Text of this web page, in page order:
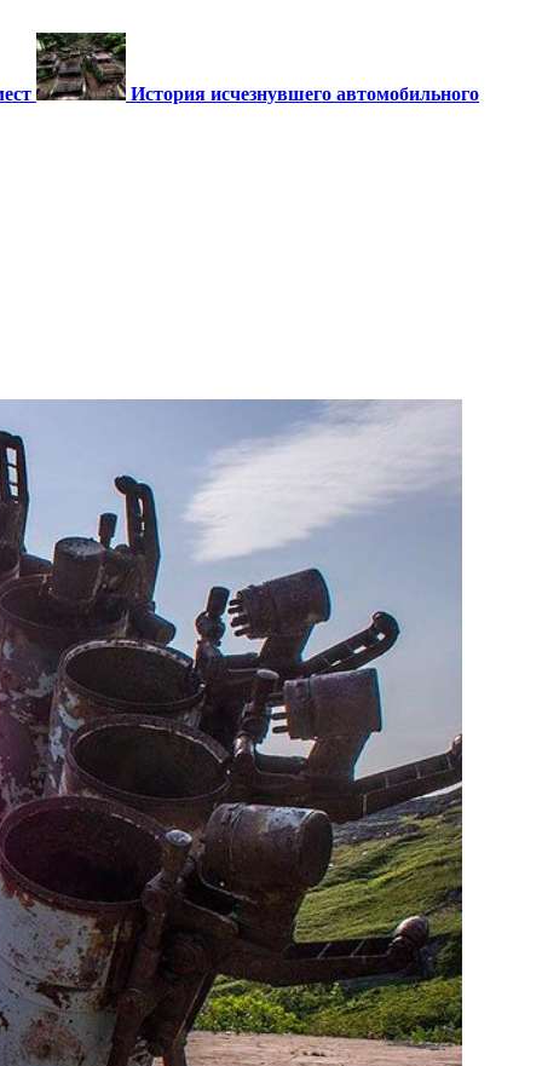
История исчезнувшего автомобильного